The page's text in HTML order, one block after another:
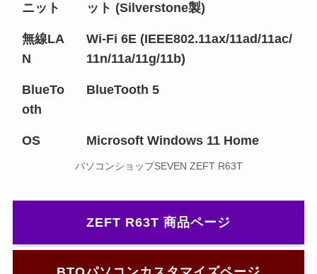
ニット
ット (Silverstone製)
無線LA
N
Wi-Fi 6E (IEEE802.11ax/11ad/11ac/
11n/11a/11g/11b)
BlueTo
oth
BlueTooth 5
OS Microsoft Windows 11 Home
パソコンショップSEVEN ZEFT R63T
ZEFT R63T 商品ページ